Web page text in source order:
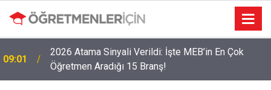
2026 Atama Sinyali Verildi: İşte MEB’in En Çok
Öğretmen Aradığı 15 Branş!
19:00
LGS Nakillerinde Büyük Risk: Gözde Liselerde
Kontenjanlar Bitti, Rekabet Tavan Yaptı!